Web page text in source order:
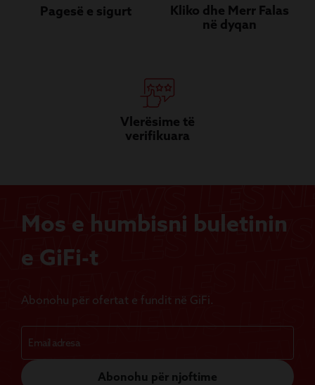
Pagesë e sigurt
Kliko dhe Merr Falas
në dyqan
Vlerësime të
verifikuara
Mos e humbisni buletinin
e GiFi-t
Abonohu për ofertat e fundit në GiFi.
Abonohu për njoftime